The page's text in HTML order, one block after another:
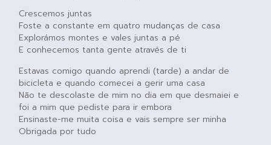
Crescemos juntas
Foste a constante em quatro mudanças de casa
Explorámos montes e vales juntas a pé
E conhecemos tanta gente através de ti
Estavas comigo quando aprendi (tarde) a andar de
bicicleta e quando comecei a gerir uma casa
Não te descolaste de mim no dia em que desmaiei e
foi a mim que pediste para ir embora
Ensinaste-me muita coisa e vais sempre ser minha
Obrigada por tudo